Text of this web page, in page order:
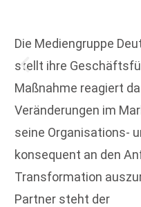
Die Mediengruppe
stellt ihre
Maßnahme reagiert
Veränderungen im
seine Organisations-
konsequent an den
Transformation
Partner steht der